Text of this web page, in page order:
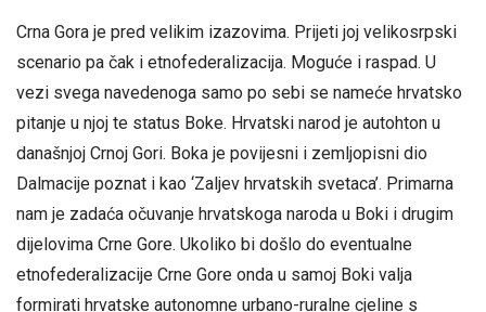
Crna Gora je pred velikim izazovima. Prijeti joj velikosrpski
scenario pa čak i etnofederalizacija. Moguće i raspad. U
vezi svega navedenoga samo po sebi se nameće hrvatsko
pitanje u njoj te status Boke. Hrvatski narod je autohton u
današnjoj Crnoj Gori. Boka je povijesni i zemljopisni dio
Dalmacije poznat i kao ‘Zaljev hrvatskih svetaca’. Primarna
nam je zadaća očuvanje hrvatskoga naroda u Boki i drugim
dijelovima Crne Gore. Ukoliko bi došlo do eventualne
etnofederalizacije Crne Gore onda u samoj Boki valja
formirati hrvatske autonomne urbano-ruralne cjeline s